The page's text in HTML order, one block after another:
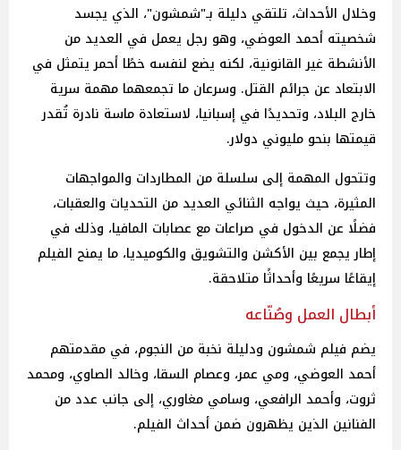
وخلال الأحداث، تلتقي دليلة بـ"شمشون"، الذي يجسد
شخصيته أحمد العوضي، وهو رجل يعمل في العديد من
الأنشطة غير القانونية، لكنه يضع لنفسه خطًا أحمر يتمثل في
الابتعاد عن جرائم القتل. وسرعان ما تجمعهما مهمة سرية
خارج البلاد، وتحديدًا في إسبانيا، لاستعادة ماسة نادرة تُقدر
قيمتها بنحو مليوني دولار.
وتتحول المهمة إلى سلسلة من المطاردات والمواجهات
المثيرة، حيث يواجه الثنائي العديد من التحديات والعقبات،
فضلًا عن الدخول في صراعات مع عصابات المافيا، وذلك في
إطار يجمع بين الأكشن والتشويق والكوميديا، ما يمنح الفيلم
إيقاعًا سريعًا وأحداثًا متلاحقة.
أبطال العمل وصُنّاعه
يضم فيلم شمشون ودليلة نخبة من النجوم، في مقدمتهم
أحمد العوضي، ومي عمر، وعصام السقا، وخالد الصاوي، ومحمد
ثروت، وأحمد الرافعي، وسامي مغاوري، إلى جانب عدد من
الفنانين الذين يظهرون ضمن أحداث الفيلم.